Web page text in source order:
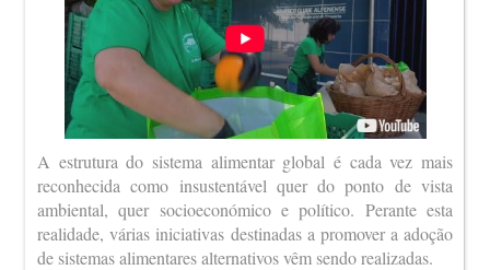
A estrutura do sistema alimentar global é cada vez mais
reconhecida como insustentável quer do ponto de vista
ambiental, quer socioeconómico e político. Perante esta
realidade, várias iniciativas destinadas a promover a adoção
de sistemas alimentares alternativos vêm sendo realizadas.